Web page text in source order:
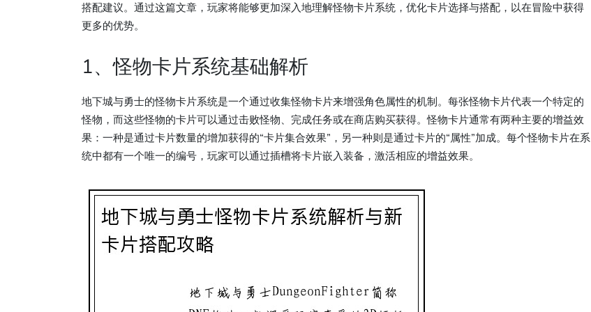
搭配建议。通过这篇文章，玩家将能够更加深入地理解怪物卡片系统，优化卡片选择与搭配，以在冒险中获得
更多的优势。
1、怪物卡片系统基础解析
地下城与勇士的怪物卡片系统是一个通过收集怪物卡片来增强角色属性的机制。每张怪物卡片代表一个特定的
怪物，而这些怪物的卡片可以通过击败怪物、完成任务或在商店购买获得。怪物卡片通常有两种主要的增益效
果：一种是通过卡片数量的增加获得的“卡片集合效果”，另一种则是通过卡片的“属性”加成。每个怪物卡片在系
统中都有一个唯一的编号，玩家可以通过插槽将卡片嵌入装备，激活相应的增益效果。